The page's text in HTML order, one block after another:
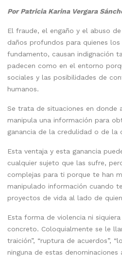
Por Patricia Karina Vergara
El fraude, el engaño y el abuso
daños profundos para quienes los
fundamento, causan indignación
padecen como en el entorno
sociales y las posibilidades de
humanos.
Se trata de situaciones en donde
manipula una información para
ganancia de la credulidad o de la
Esta ventaja y esta ganancia
cualquier sujeto que las sufre,
complejas para ti porque te han
manipulado información cuando
proyectos de vida al lado de
Esta forma de violencia ni
concreto. Coloquialmente se le
traición”, “ruptura de acuerdos”,
ninguna de estas